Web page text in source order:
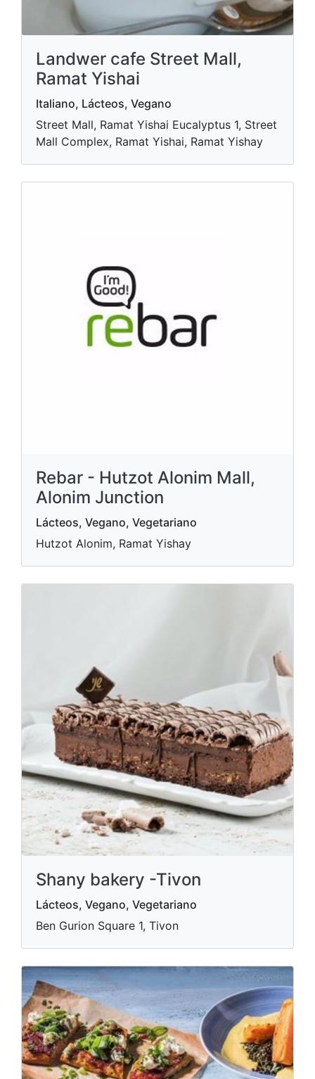
Landwer cafe Street Mall,
Ramat Yishai
Italiano, Lácteos, Vegano
Street Mall, Ramat Yishai Eucalyptus 1, Street
Mall Complex, Ramat Yishai, Ramat Yishay
Rebar - Hutzot Alonim Mall,
Alonim Junction
Lácteos, Vegano, Vegetariano
Hutzot Alonim, Ramat Yishay
Shany bakery -Tivon
Lácteos, Vegano, Vegetariano
Ben Gurion Square 1, Tivon